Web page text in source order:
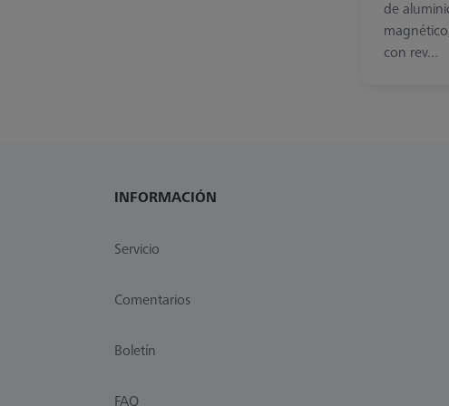
de
con rev...
INFORMACIÓN
Servicio
Comentarios
Boletín
FAQ